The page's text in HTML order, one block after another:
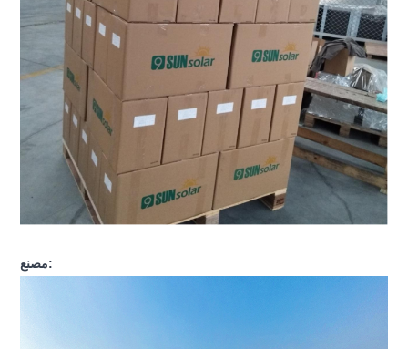
مصنع: